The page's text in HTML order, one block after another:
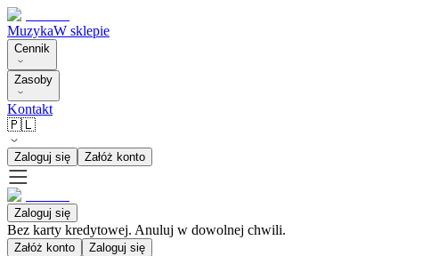
MuzykaW sklepie
Cennik
Zasoby
Kontakt
🇵🇱
Zaloguj się Załóż konto
Zaloguj się
Bez karty kredytowej. Anuluj w dowolnej chwili.
Załóż konto Zaloguj się